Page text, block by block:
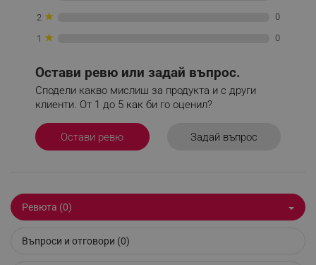
2 ★ 0
1 ★ 0
Остави ревю или задай въпрос.
Сподели какво мислиш за продукта и с други
клиенти. От 1 до 5 как би го оценил?
Остави ревю Задай въпрос
Ревюта (0)
Въпроси и отговори (0)
_sgf_delayed_actions, .alleop.bg